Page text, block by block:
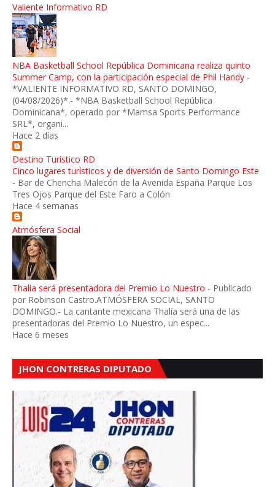
Valiente Informativo RD
NBA Basketball School República Dominicana realiza quinto
Summer Camp, con la participación especial de Phil Handy -
*VALIENTE INFORMATIVO RD, SANTO DOMINGO,
(04/08/2026)*.- *NBA Basketball School República
Dominicana*, operado por *Mamsa Sports Performance
SRL*, organi...
Hace 2 días
Destino Turístico RD
Cinco lugares turísticos y de diversión de Santo Domingo Este
- Bar de Chencha Malecón de la Avenida España Parque Los
Tres Ojos Parque del Este Faro a Colón
Hace 4 semanas
Atmósfera Social
Thalía será presentadora del Premio Lo Nuestro - Publicado
por Robinson Castro.ATMÓSFERA SOCIAL, SANTO
DOMINGO.- La cantante mexicana Thalía será una de las
presentadoras del Premio Lo Nuestro, un espec...
Hace 6 meses
JHON CONTRERAS DIPUTADO